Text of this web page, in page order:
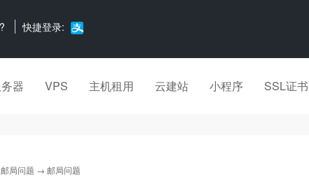
快捷登录:
器 VPS 主机租用 云建站 小程序 SSL证书
局问题 → 邮局问题